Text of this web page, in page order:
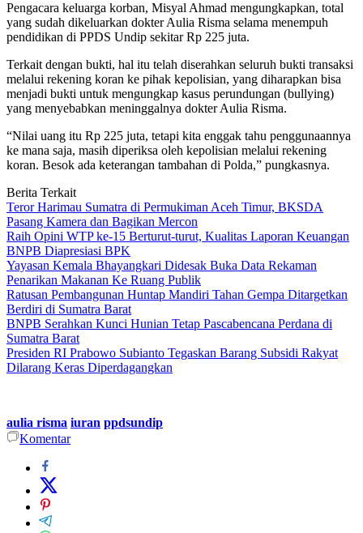
Pengacara keluarga korban, Misyal Ahmad mengungkapkan, total
yang sudah dikeluarkan dokter Aulia Risma selama menempuh
pendidikan di PPDS Undip sekitar Rp 225 juta.
Terkait dengan bukti, hal itu telah diserahkan seluruh bukti transaksi
melalui rekening koran ke pihak kepolisian, yang diharapkan bisa
menjadi bukti untuk mengungkap kasus perundungan (bullying)
yang menyebabkan meninggalnya dokter Aulia Risma.
“Nilai uang itu Rp 225 juta, tetapi kita enggak tahu penggunaannya
ke mana saja, masih diperiksa oleh kepolisian melalui rekening
koran. Besok ada keterangan tambahan di Polda,” pungkasnya.
Berita Terkait
Teror Harimau Sumatra di Permukiman Aceh Timur, BKSDA
Pasang Kamera dan Bagikan Mercon
Raih Opini WTP ke-15 Berturut-turut, Kualitas Laporan Keuangan
BNPB Diapresiasi BPK
Yayasan Kemala Bhayangkari Didesak Buka Data Rekaman
Penarikan Makanan Ke Ruang Publik
Ratusan Pembangunan Huntap Mandiri Tahan Gempa Ditargetkan
Berdiri di Sumatra Barat
BNPB Serahkan Kunci Hunian Tetap Pascabencana Perdana di
Sumatra Barat
Presiden RI Prabowo Subianto Tegaskan Barang Subsidi Rakyat
Dilarang Keras Diperdagangkan
aulia risma iuran ppdsundip
Komentar